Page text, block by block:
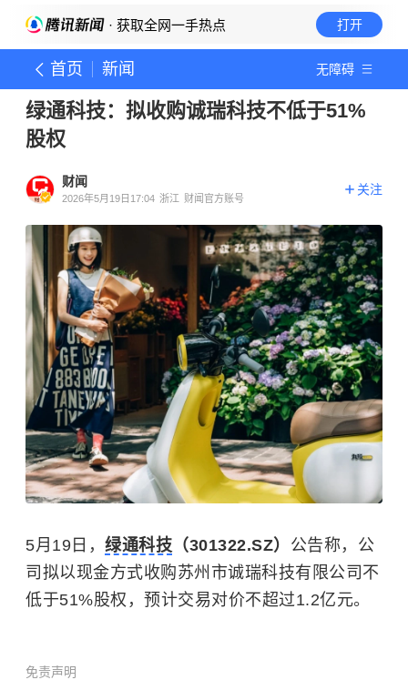
· 获取全网一手热点 打开
首页 新闻 无障碍
绿通科技：拟收购诚瑞科技不低于51%
股权
财闻
2026年5月19日17:04 浙江 财闻官方账号
关注
5月19日， 绿通科技 （301322.SZ） 公告称，公
司拟以现金方式收购苏州市诚瑞科技有限公司不
低于51%股权，预计交易对价不超过1.2亿元。
免责声明